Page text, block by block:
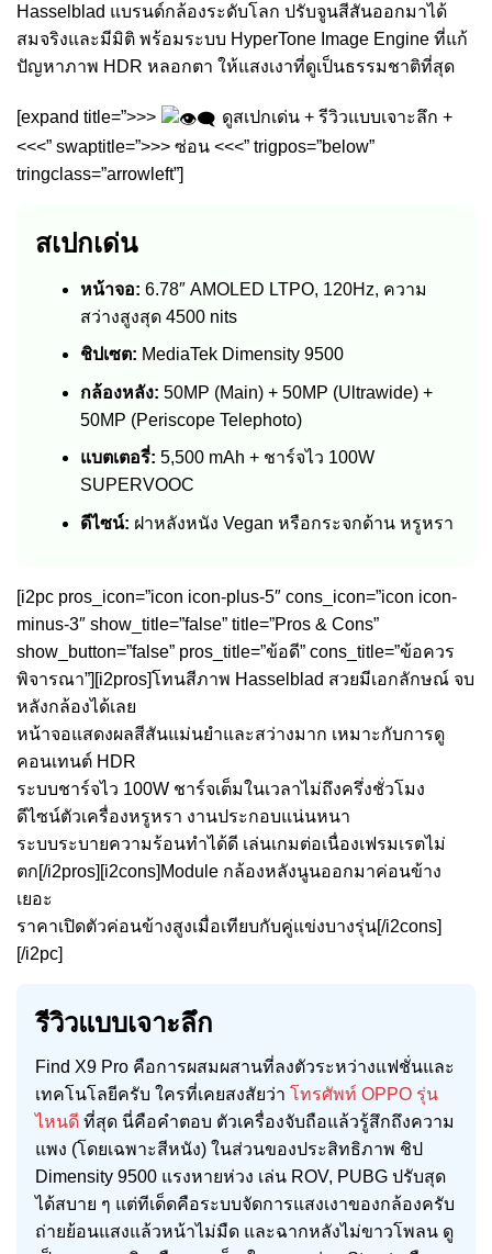
Hasselblad แบรนด์กล้องระดับโลก ปรับจูนสีสันออกมาได้
สมจริงและมีมิติ พร้อมระบบ HyperTone Image Engine ที่แก้
ปัญหาภาพ HDR หลอกตา ให้แสงเงาที่ดูเป็นธรรมชาติที่สุด
[expand title=”>>>
ดูสเปกเด่น + รีวิวแบบเจาะลึก +
<<<” swaptitle=”>>> ซ่อน <<<” trigpos=”below”
tringclass=”arrowleft”]
สเปกเด่น
หน้าจอ: 6.78″ AMOLED LTPO, 120Hz, ความ
สว่างสูงสุด 4500 nits
ชิปเซต: MediaTek Dimensity 9500
กล้องหลัง: 50MP (Main) + 50MP (Ultrawide) +
50MP (Periscope Telephoto)
แบตเตอรี่: 5,500 mAh + ชาร์จไว 100W
SUPERVOOC
ดีไซน์: ฝาหลังหนัง Vegan หรือกระจกด้าน หรูหรา
[i2pc pros_icon=”icon icon-plus-5″ cons_icon=”icon icon-
minus-3″ show_title=”false” title=”Pros & Cons”
show_button=”false” pros_title=”ข้อดี” cons_title=”ข้อควร
พิจารณา”][i2pros]โทนสีภาพ Hasselblad สวยมีเอกลักษณ์ จบ
หลังกล้องได้เลย
หน้าจอแสดงผลสีสันแม่นยำและสว่างมาก เหมาะกับการดู
คอนเทนต์ HDR
ระบบชาร์จไว 100W ชาร์จเต็มในเวลาไม่ถึงครึ่งชั่วโมง
ดีไซน์ตัวเครื่องหรูหรา งานประกอบแน่นหนา
ระบบระบายความร้อนทำได้ดี เล่นเกมต่อเนื่องเฟรมเรตไม่
ตก[/i2pros][i2cons]Module กล้องหลังนูนออกมาค่อนข้าง
เยอะ
ราคาเปิดตัวค่อนข้างสูงเมื่อเทียบกับคู่แข่งบางรุ่น[/i2cons]
[/i2pc]
รีวิวแบบเจาะลึก
Find X9 Pro คือการผสมผสานที่ลงตัวระหว่างแฟชั่นและ
เทคโนโลยีครับ ใครที่เคยสงสัยว่า โทรศัพท์ OPPO รุ่น
ไหนดี ที่สุด นี่คือคำตอบ ตัวเครื่องจับถือแล้วรู้สึกถึงความ
แพง (โดยเฉพาะสีหนัง) ในส่วนของประสิทธิภาพ ชิป
Dimensity 9500 แรงหายห่วง เล่น ROV, PUBG ปรับสุด
ได้สบาย ๆ แต่ทีเด็ดคือระบบจัดการแสงเงาของกล้องครับ
ถ่ายย้อนแสงแล้วหน้าไม่มืด และฉากหลังไม่ขาวโพลน ดู